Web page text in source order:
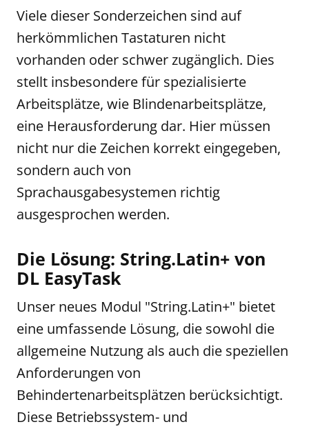
Viele dieser Sonderzeichen sind auf
herkömmlichen Tastaturen nicht
vorhanden oder schwer zugänglich. Dies
stellt insbesondere für spezialisierte
Arbeitsplätze, wie Blindenarbeitsplätze,
eine Herausforderung dar. Hier müssen
nicht nur die Zeichen korrekt eingegeben,
sondern auch von
Sprachausgabesystemen richtig
ausgesprochen werden.
Die Lösung: String.Latin+ von
DL EasyTask
Unser neues Modul "String.Latin+" bietet
eine umfassende Lösung, die sowohl die
allgemeine Nutzung als auch die speziellen
Anforderungen von
Behindertenarbeitsplätzen berücksichtigt.
Diese Betriebssystem- und